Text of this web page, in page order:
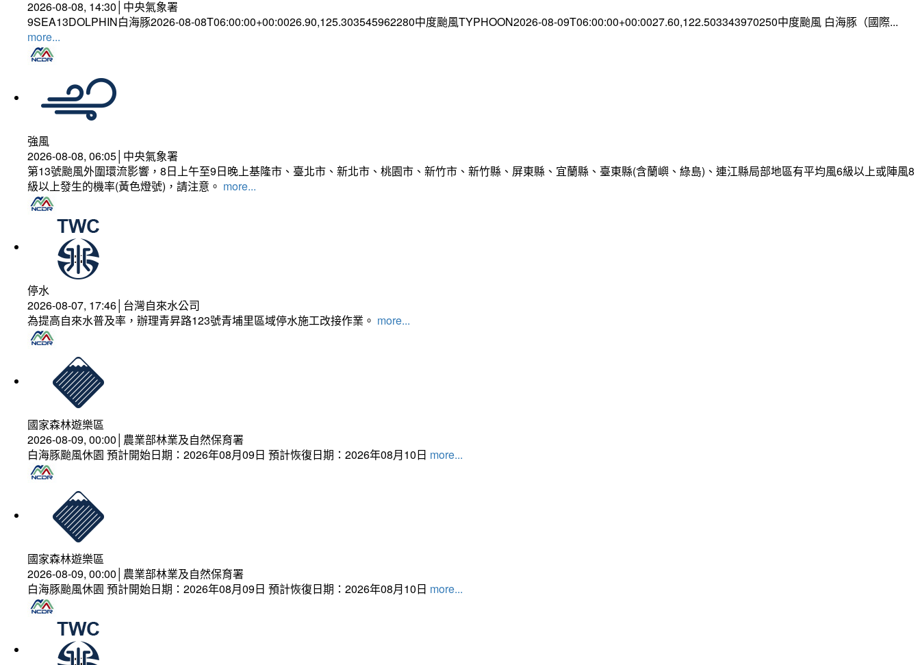
2026-08-08, 14:30│中央氣象署
9SEA13DOLPHIN白海豚2026-08-08T06:00:00+00:0026.90,125.303545962280中度颱風TYPHOON2026-08-09T06:00:00+00:0027.60,122.503343970250中度颱風 白海豚（國際...
more...
強風
2026-08-08, 06:05│中央氣象署
第13號颱風外圍環流影響，8日上午至9日晚上基隆市、臺北市、新北市、桃園市、新竹市、新竹縣、屏東縣、宜蘭縣、臺東縣(含蘭嶼、綠島)、連江縣局部地區有平均風6級以上或陣風8
級以上發生的機率(黃色燈號)，請注意。 more...
停水
2026-08-07, 17:46│台灣自來水公司
為提高自來水普及率，辦理青昇路123號青埔里區域停水施工改接作業。 more...
國家森林遊樂區
2026-08-09, 00:00│農業部林業及自然保育署
白海豚颱風休園 預計開始日期：2026年08月09日 預計恢復日期：2026年08月10日 more...
國家森林遊樂區
2026-08-09, 00:00│農業部林業及自然保育署
白海豚颱風休園 預計開始日期：2026年08月09日 預計恢復日期：2026年08月10日 more...